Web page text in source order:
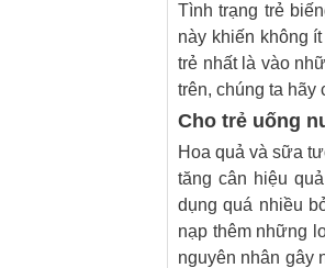
Tình trạng trẻ
này khiến không
trẻ nhất là vào
trên, chúng ta hãy
Cho trẻ uống
Hoa quả và sữa
tăng cân hiệu
dụng quá nhiều
nạp thêm những
nguyên nhân gây